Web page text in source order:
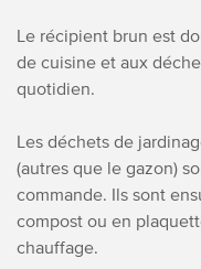
Le récipient brun est
de cuisine et aux
quotidien.
Les déchets de
(autres que le gazon)
commande. Ils sont
compost ou en
chauffage.